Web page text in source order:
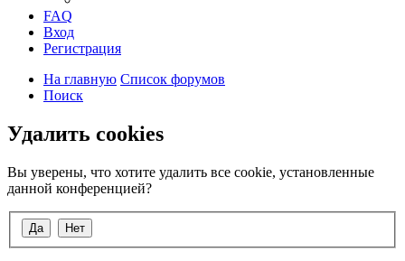
FAQ
Вход
Регистрация
На главную Список форумов
Поиск
Удалить cookies
Вы уверены, что хотите удалить все cookie, установленные
данной конференцией?